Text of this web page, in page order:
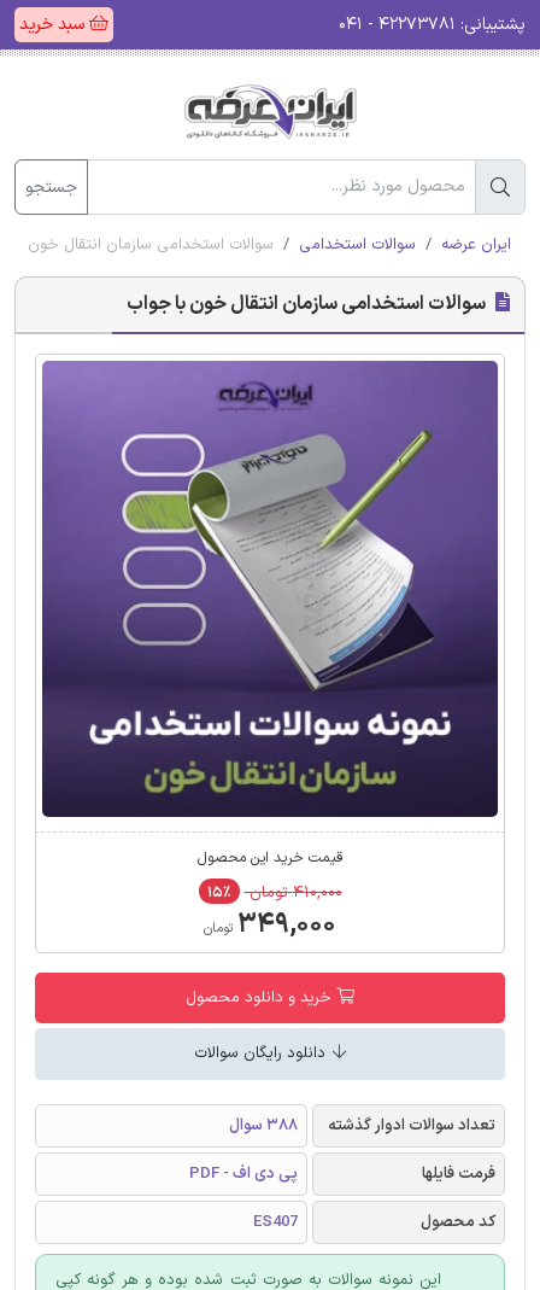
پشتیبانی: سبد خرید
جستجو
ایران عرضه سوالات استخدامی سوالات استخدامی سازمان انتقال خون با
سوالات استخدامی سازمان انتقال خون با جواب
قیمت خرید این محصول
۴۱۰,۰۰۰ تومان ۱۵٪
۳۴۹,۰۰۰ تومان
خرید و دانلود محصول
دانلود رایگان سوالات
تعداد سوالات ادوار گذشته
388 سوال
فرمت فایلها
پی دی اف - PDF
کد محصول
ES407
این نمونه سوالات به صورت ثبت شده بوده و هر گونه کپی